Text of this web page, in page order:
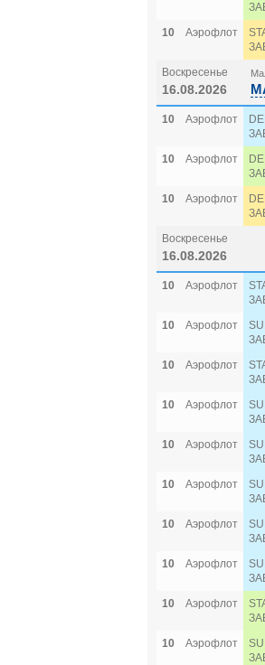
10
Аэрофлот
Воскресенье
16.08.2026
10 Аэрофлот
10
Аэрофлот
10
Аэрофлот
Воскресенье
16.08.2026
10 Аэрофлот
10
Аэрофлот
10
Аэрофлот
10
Аэрофлот
10
Аэрофлот
10
Аэрофлот
10
Аэрофлот
10
Аэрофлот
10
Аэрофлот
10
Аэрофлот